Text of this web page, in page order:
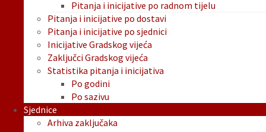
Pitanja i inicijative po radnom tijelu
Pitanja i inicijative po dostavi
Pitanja i inicijative po sjednici
Inicijative Gradskog vijeća
Zaključci Gradskog vijeća
Statistika pitanja i inicijativa
Po godini
Po sazivu
Sjednice
Arhiva zaključaka